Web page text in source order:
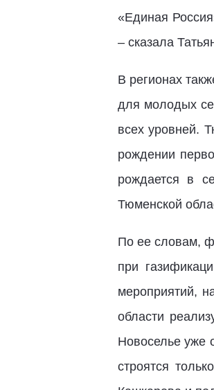
«Единая
– сказала
В регионах
для молодых
всех уровней.
рождении
рождается в
Тюменской
По ее словам,
при
мероприятий,
области
Новоселье уже
строятся